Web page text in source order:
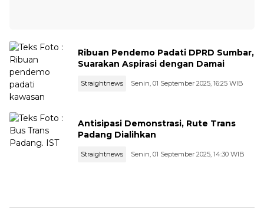
Ribuan Pendemo Padati DPRD Sumbar,
Suarakan Aspirasi dengan Damai
Straightnews Senin, 01 September 2025, 16:25 WIB
Antisipasi Demonstrasi, Rute Trans
Padang Dialihkan
Straightnews Senin, 01 September 2025, 14:30 WIB